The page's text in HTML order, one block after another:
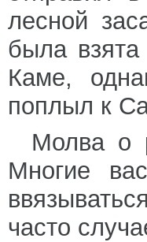
лесной
была
Каме,
поплыл к
Молва о
Многие
часто